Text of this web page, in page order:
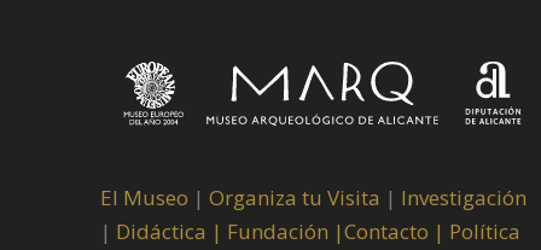
El Museo | Organiza tu Visita | Investigación
| Didáctica | Fundación |Contacto | Política